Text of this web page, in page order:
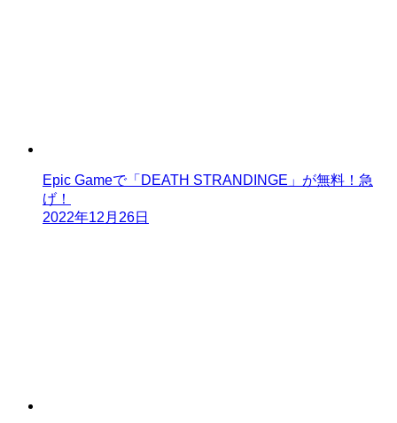
Epic Gameで「DEATH STRANDINGE」が無料！急
げ！
2022年12月26日